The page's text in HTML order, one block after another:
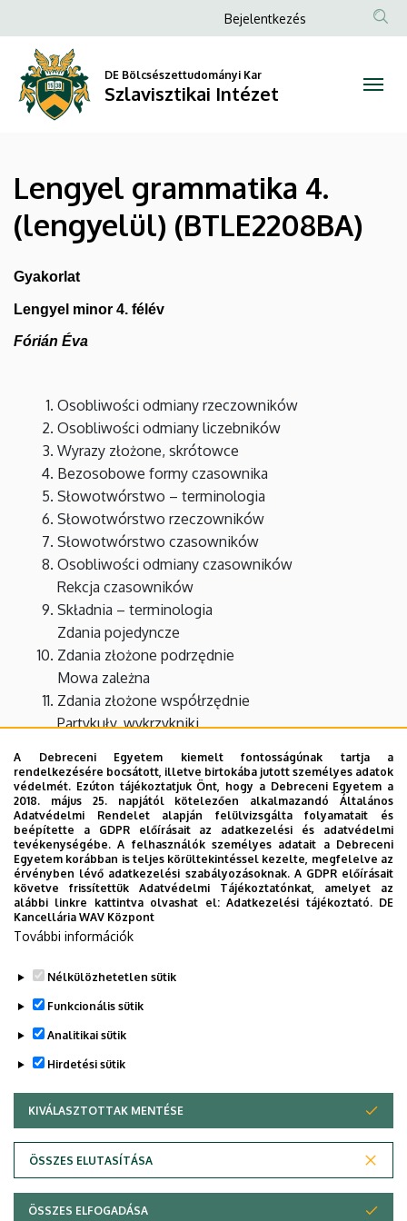
grammatika
4.
(lengyelül)
(BTLE2208BA)
Szlavisztikai
Intézet
a
tartalomra
Anonim
fiók
menüje
Bejelentkezés
DE Bölcsészettudományi Kar
Szlavisztikai Intézet
Lengyel grammatika 4.
(lengyelül) (BTLE2208BA)
Gyakorlat
Lengyel minor 4. félév
Fórián Éva
Osobliwości odmiany rzeczowników
Osobliwości odmiany liczebników
Wyrazy złożone, skrótowce
Bezosobowe formy czasownika
Słowotwórstwo – terminologia
Słowotwórstwo rzeczowników
Słowotwórstwo czasowników
Osobliwości odmiany czasowników
Rekcja czasowników
Składnia – terminologia
Zdania pojedyncze
Zdania złożone podrzędnie
Mowa zależna
Zdania złożone współrzędnie
Partykuły, wykrzykniki
Tankönyv
Pasieka, Małgorzata:Język polski dla cudzoziemców.
Ćwiczenia dla początkujących.Wrocław, 2001.
Renata Szpigiel:Testuj swój Polski. Gramatyka 2.Kraków:
Prolog Publishing, 2013.
Legutóbbi frissítés: 2025. 03. 02. 18:07
Adatvédelem
A Debreceni Egyetem kiemelt fontosságúnak tartja a
rendelkezésére bocsátott, illetve birtokába jutott személyes adatok
védelmét. Ezúton tájékoztatjuk Önt, hogy a Debreceni Egyetem a
2018. május 25. napjától kötelezően alkalmazandó Általános
Adatvédelmi Rendelet alapján felülvizsgálta folyamatait és
beépítette a GDPR előírásait az adatkezelési és adatvédelmi
tevékenységébe. A felhasználók személyes adatait a Debreceni
Egyetem korábban is teljes körültekintéssel kezelte, megfelelve az
érvényben lévő adatkezelési szabályozásoknak. A GDPR előírásait
követve frissítettük Adatvédelmi Tájékoztatónkat, amelyet az
alábbi linkre kattintva olvashat el:Adatkezelési tájékoztató. DE
Kancellária WAV Központ
További információk
Nélkülözhetetlen sütik
Funkcionális sütik
Analitikai sütik
Hirdetési sütik
KIVÁLASZTOTTAK MENTÉSE
ÖSSZES ELUTASÍTÁSA
WITHDRAW CONSENT
ÖSSZES ELFOGADÁSA